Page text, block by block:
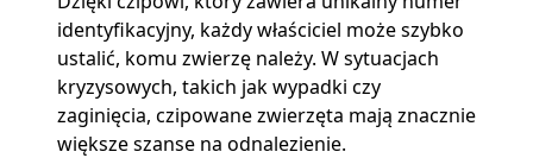
identyfikacyjny, każdy właściciel może szybko
ustalić, komu zwierzę należy. W sytuacjach
kryzysowych, takich jak wypadki czy
zaginięcia, czipowane zwierzęta mają znacznie
większe szanse na odnalezienie.